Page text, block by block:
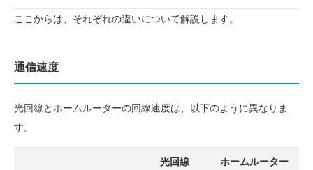
ここからは、それぞれの違いについて解説します。
通信速度
光回線とホームルーターの回線速度は、以下のように異なりま
す。
光回線 ホームルーター